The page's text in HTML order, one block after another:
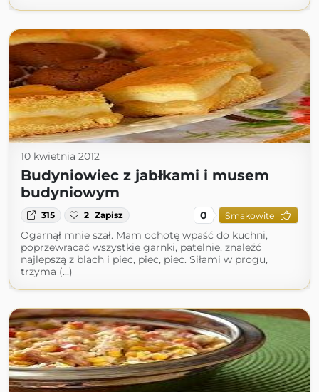
10 kwietnia 2012
Budyniowiec z jabłkami i musem
budyniowym
315 2 Zapisz 0 Smakowite
Ogarnął mnie szał. Mam ochotę wpaść do kuchni,
poprzewracać wszystkie garnki, patelnie, znaleźć
najlepszą z blach i piec, piec, piec. Siłami w progu,
trzyma (...)